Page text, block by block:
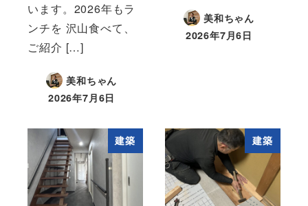
います。2026年もラ
ンチを 沢山食べて、
ご紹介 […]
美和ちゃん
2026年7月6日
美和ちゃん
2026年7月6日
建築 建築